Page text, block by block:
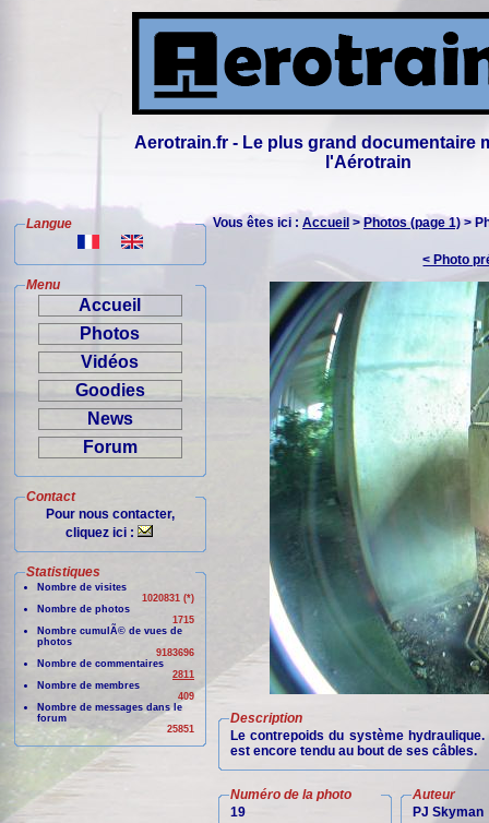
Aerotrain.fr - Le plus grand documentaire
l'Aérotrain
Langue
Menu
Accueil
Photos
Vidéos
Goodies
News
Forum
Contact
Pour nous contacter,
cliquez ici :
Statistiques
Nombre de visites
1020831 (*)
Nombre de photos
1715
Nombre cumulÃ© de vues de
photos
9183696
Nombre de commentaires
2811
Nombre de membres
409
Nombre de messages dans le
forum
25851
Vous êtes ici : Accueil > Photos (page 1)>
< Photo
Description
Le contrepoids du système
est encore tendu au bout de ses câbles.
Numéro de la photo
19
Auteur
PJ Skyman